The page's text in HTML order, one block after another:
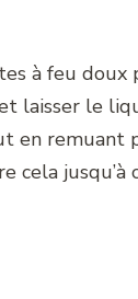
à feu doux
laisser le
en remuant
cela